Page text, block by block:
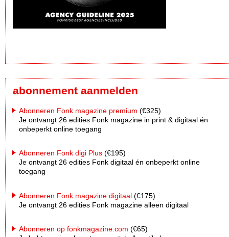
abonnement aanmelden
Abonneren Fonk magazine premium (€325)
Je ontvangt 26 edities Fonk magazine in print & digitaal én
onbeperkt online toegang
Abonneren Fonk digi Plus (€195)
Je ontvangt 26 edities Fonk digitaal én onbeperkt online
toegang
Abonneren Fonk magazine digitaal (€175)
Je ontvangt 26 edities Fonk magazine alleen digitaal
Abonneren op fonkmagazine.com (€65)